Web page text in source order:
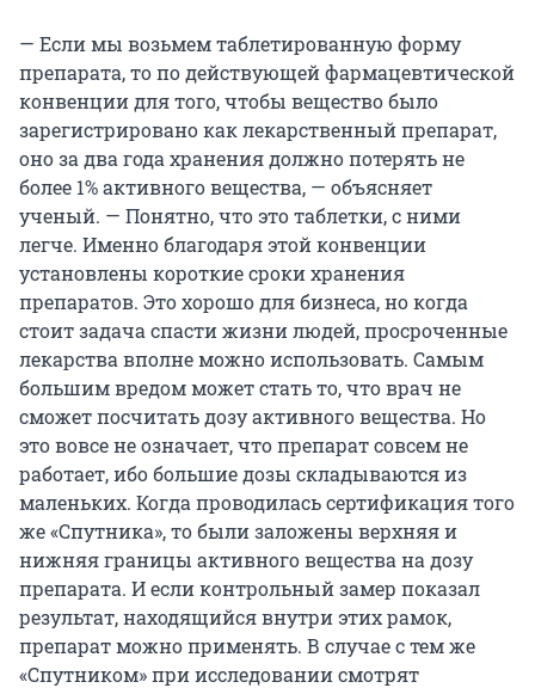
— Если мы возьмем таблетированную форму
препарата, то по действующей фармацевтической
конвенции для того, чтобы вещество было
зарегистрировано как лекарственный препарат,
оно за два года хранения должно потерять не
более 1% активного вещества, — объясняет
ученый. — Понятно, что это таблетки, с ними
легче. Именно благодаря этой конвенции
установлены короткие сроки хранения
препаратов. Это хорошо для бизнеса, но когда
стоит задача спасти жизни людей, просроченные
лекарства вполне можно использовать. Самым
большим вредом может стать то, что врач не
сможет посчитать дозу активного вещества. Но
это вовсе не означает, что препарат совсем не
работает, ибо большие дозы складываются из
маленьких. Когда проводилась сертификация того
же «Спутника», то были заложены верхняя и
нижняя границы активного вещества на дозу
препарата. И если контрольный замер показал
результат, находящийся внутри этих рамок,
препарат можно применять. В случае с тем же
«Спутником» при исследовании смотрят